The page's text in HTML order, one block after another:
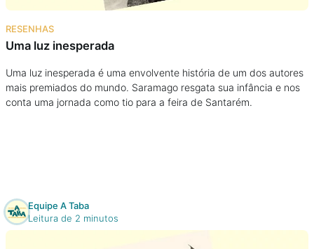
Na escola
Na família
Colunas
Cursos On line
RESENHAS
Uma luz inesperada
Uma luz inesperada é uma envolvente história de um dos autores
mais premiados do mundo. Saramago resgata sua infância e nos
conta uma jornada como tio para a feira de Santarém.
Equipe A Taba
Leitura de 2 minutos